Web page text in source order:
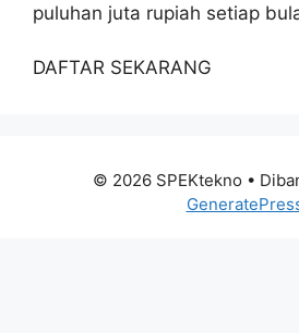
puluhan juta rupiah setiap
DAFTAR SEKARANG
© 2026 SPEKtekno •